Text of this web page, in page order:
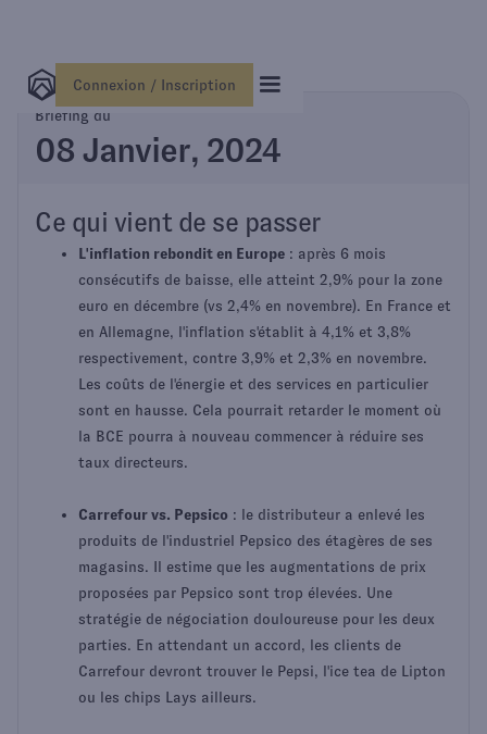
Connexion / Inscription
Briefing du
08 Janvier, 2024
Ce qui vient de se passer
L'inflation rebondit en Europe : après 6 mois
consécutifs de baisse, elle atteint 2,9% pour la zone
euro en décembre (vs 2,4% en novembre). En France et
en Allemagne, l'inflation s'établit à 4,1% et 3,8%
respectivement, contre 3,9% et 2,3% en novembre.
Les coûts de l'énergie et des services en particulier
sont en hausse. Cela pourrait retarder le moment où
la BCE pourra à nouveau commencer à réduire ses
taux directeurs.
Carrefour vs. Pepsico : le distributeur a enlevé les
produits de l'industriel Pepsico des étagères de ses
magasins. Il estime que les augmentations de prix
proposées par Pepsico sont trop élevées. Une
stratégie de négociation douloureuse pour les deux
parties. En attendant un accord, les clients de
Carrefour devront trouver le Pepsi, l'ice tea de Lipton
ou les chips Lays ailleurs.